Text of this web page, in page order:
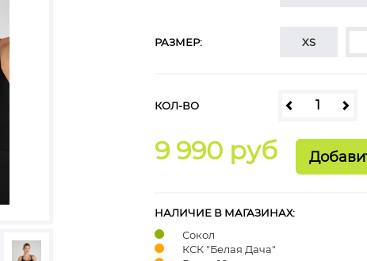
РАЗМЕР: XS
КОЛ-ВО
9 990 руб
НАЛИЧИЕ В МАГАЗИНАХ:
Сокол
КСК "Белая Дача"